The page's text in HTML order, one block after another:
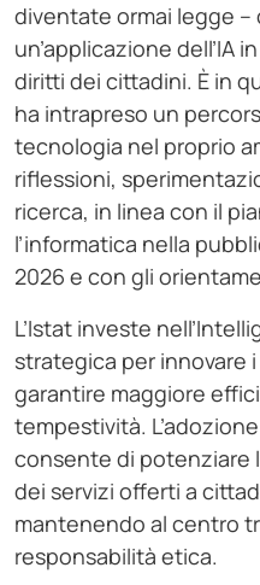
diventate ormai legge
un’applicazione dell’IA
diritti dei cittadini. È in
ha intrapreso un
tecnologia nel proprio
riflessioni,
ricerca, in linea con il
l’informatica nella
2026 e con gli
L’Istat investe
strategica per innovare
garantire maggiore
tempestività.
consente di potenziare
dei servizi offerti a
mantenendo al centro
responsabilità etica.